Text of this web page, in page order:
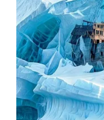
WAHANA
DESA
WISATA
LAPAK
WAHANA